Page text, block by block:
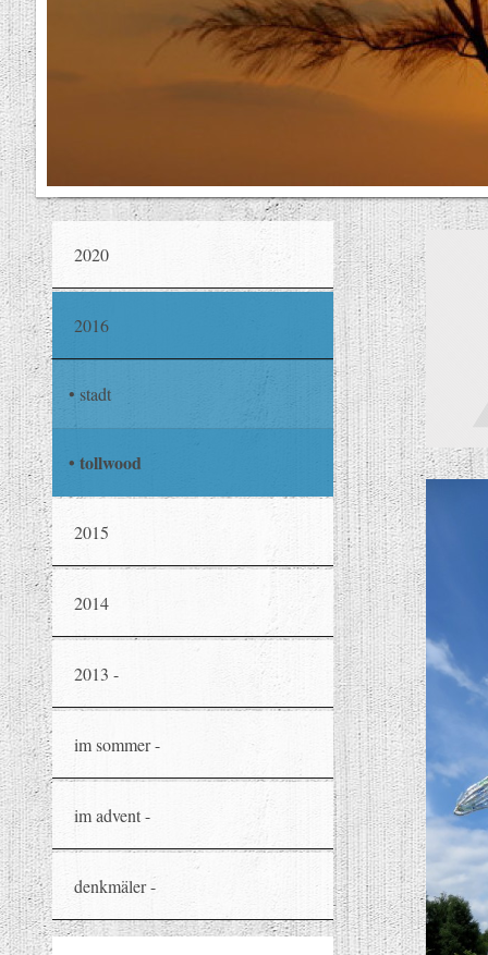
2020
2016
stadt
tollwood
2015
2014
2013 -
im sommer -
im advent -
denkmäler -